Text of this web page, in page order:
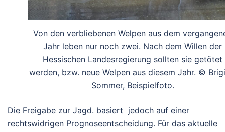
Von den verbliebenen Welpen aus dem
Jahr leben nur noch zwei. Nach dem Willen der
Hessischen Landesregierung sollten sie getötet
werden, bzw. neue Welpen aus diesem Jahr. ©
Sommer, Beispielfoto.
Die Freigabe zur Jagd. basiert jedoch auf einer
rechtswidrigen Prognoseentscheidung. Für das aktuelle